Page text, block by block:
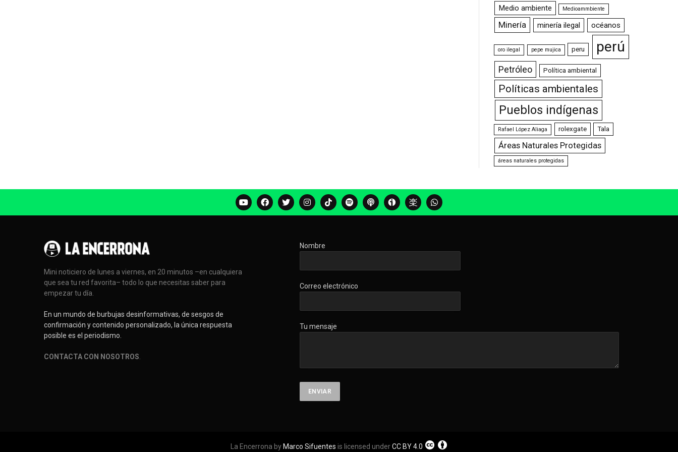
Medio ambiente Medioammbiente
Minería minería ilegal océanos
oro ilegal pepe mujica peru perú
Petróleo Política ambiental
Políticas ambientales
Pueblos indígenas
Rafael López Aliaga rolexgate Tala
Áreas Naturales Protegidas
áreas naturales protegidas
Mini noticiero de lunes a viernes, en 20 minutos –en cualquiera
que sea tu red favorita– todo lo que necesitas saber para
empezar tu día.
En un mundo de burbujas desinformativas, de sesgos de
confirmación y contenido personalizado, la única respuesta
posible es el periodismo.
CONTACTA CON NOSOTROS
Nombre
Correo electrónico
Tu mensaje
La Encerrona by Marco Sifuentes is licensed underCC BY 4.0